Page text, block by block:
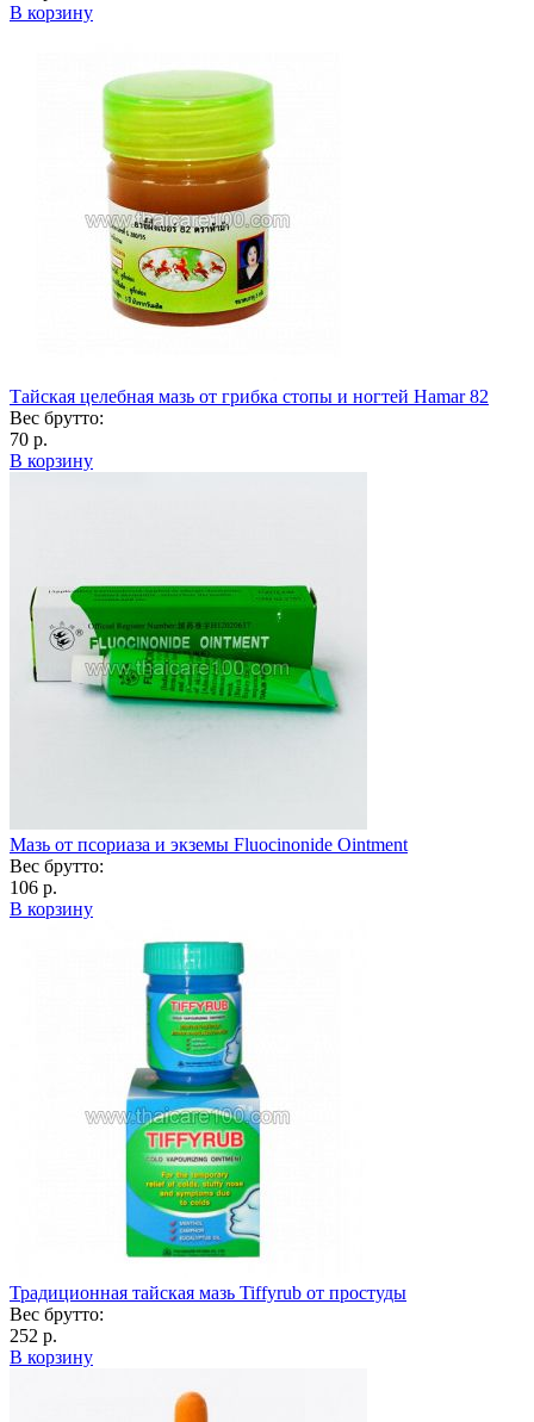
В корзину
Тайская целебная мазь от грибка стопы и ногтей Hamar 82
Вес брутто:
70 р.
В корзину
Мазь от псориаза и экземы Fluocinonide Ointment
Вес брутто:
106 р.
В корзину
Традиционная тайская мазь Tiffyrub от простуды
Вес брутто:
252 р.
В корзину